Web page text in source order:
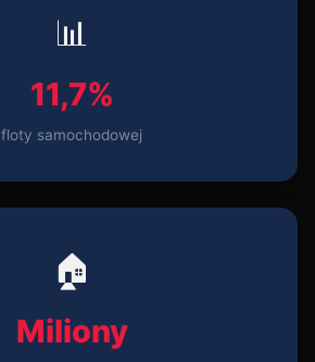
📊
11,7%
floty samochodowej
🏠
Miliony